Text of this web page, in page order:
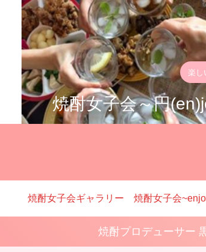
楽
焼酎女子会～円
焼酎女子会ギャラリー 焼酎女子会
焼酎プロデューサー